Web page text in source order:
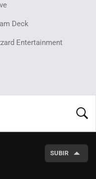
Deck
Entertainment
SUBIR